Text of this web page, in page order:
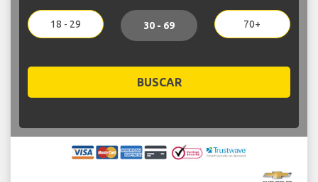
18 - 29 30 - 69 70+
BUSCAR